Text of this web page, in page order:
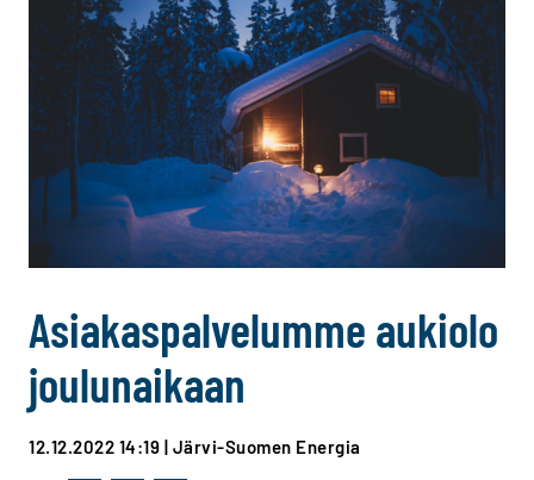
Asiakaspalvelumme aukiolo
joulunaikaan
12.12.2022 14:19 | Järvi-Suomen Energia